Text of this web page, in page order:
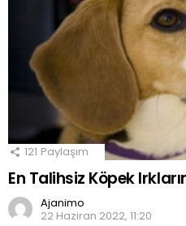
121 Paylaşım
En Talihsiz Köpek
Ajanimo
22 Haziran 2022, 11:20